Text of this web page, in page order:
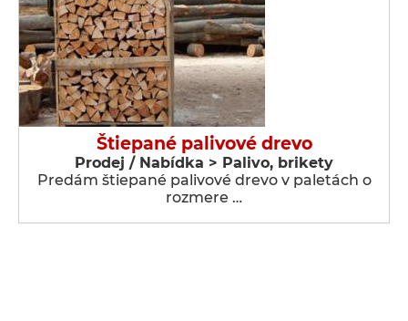
Štiepané palivové drevo
Prodej / Nabídka > Palivo, brikety
Predám štiepané palivové drevo v paletách o
rozmere …